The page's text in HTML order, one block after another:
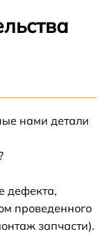
нами детали
дефекта,
проведенного
запчасти).